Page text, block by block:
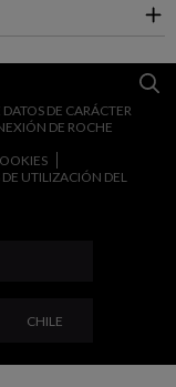
DE CARÁCTER
DE ROCHE
UTILIZACIÓN DEL
CAMBIAR DE PAÍS
CHILE